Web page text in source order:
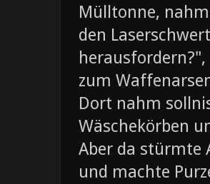
Mülltonne,
den
zum
Dort nahm
Wäschekörben
Aber da stürmte
und machte